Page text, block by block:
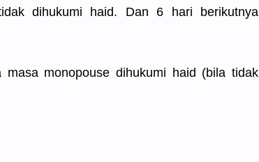
dihukumi haid. Dan 6 hari berikutnya
masa monopouse dihukumi haid (bila tidak